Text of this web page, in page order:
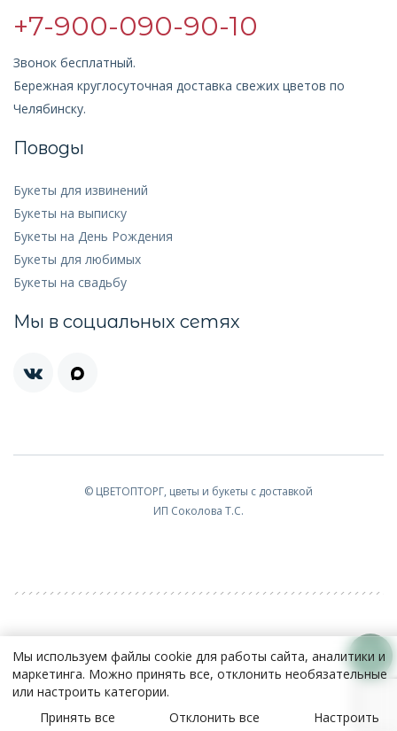
+7-900-090-90-10
Звонок бесплатный.
Бережная круглосуточная доставка свежих цветов по
Челябинску.
Поводы
Букеты для извинений
Букеты на выписку
Букеты на День Рождения
Букеты для любимых
Букеты на свадьбу
Мы в социальных сетях
© ЦВЕТОПТОРГ, цветы и букеты с доставкой
ИП Соколова Т.С.
Мы используем файлы cookie для работы сайта, аналитики и
маркетинга. Можно принять все, отклонить необязательные
или настроить категории.
Принять все
Отклонить все Настроить